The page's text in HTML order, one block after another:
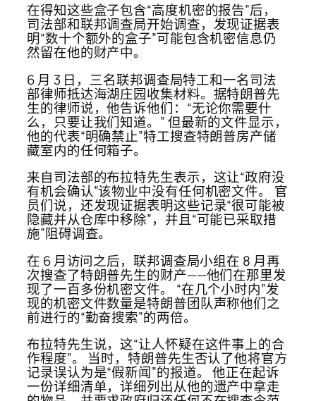
在得知这些盒子包含“高度机密的报告”后，
司法部和联邦调查局开始调查，发现证据表
明“数十个额外的盒子”可能包含机密信息仍
然留在他的财产中。
6 月 3 日，三名联邦调查局特工和一名司法
部律师抵达海湖庄园收集材料。据特朗普先
生的律师说，他告诉他们：“无论你需要什
么，只要让我们知道。” 但最新的文件显示，
他的代表“明确禁止”特工搜查特朗普房产储
藏室内的任何箱子。
来自司法部的布拉特先生表示，这让“政府没
有机会确认”该物业中没有任何机密文件。 官
员们说，还发现证据表明这些记录“很可能被
隐藏并从仓库中移除”，并且“可能已采取措
施”阻碍调查。
在 6 月访问之后，联邦调查局小组在 8 月再
次搜查了特朗普先生的财产——他们在那里发
现了一百多份机密文件。 “在几个小时内”发
现的机密文件数量是特朗普团队声称他们之
前进行的“勤奋搜索”的两倍。
布拉特先生说，这“让人怀疑在这件事上的合
作程度”。 当时，特朗普先生否认了他将官方
记录误认为是“假新闻”的报道。 他正在起诉
一份详细清单，详细列出从他的遗产中拿走